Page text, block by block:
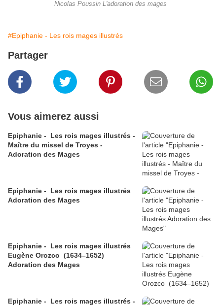
Nicolas Poussin L'adoration des mages
#Epiphanie - Les rois mages illustrés
Partager
Vous aimerez aussi
Epiphanie - Les rois mages illustrés -
Maître du missel de Troyes​​​​​​​ -
Adoration des Mages
Epiphanie - Les rois mages illustrés ​​​​​​​
Adoration des Mages
Epiphanie - Les rois mages illustrés
Eugène Orozco (1634–1652)
Adoration des Mages
Epiphanie - Les rois mages illustrés -